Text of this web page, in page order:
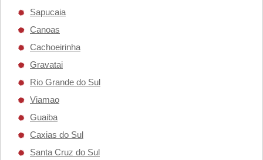
Sapucaia
Canoas
Cachoeirinha
Gravatai
Rio Grande do Sul
Viamao
Guaiba
Caxias do Sul
Santa Cruz do Sul